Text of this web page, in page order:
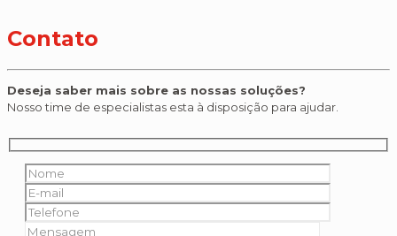
Contato
Deseja saber mais sobre as nossas soluções?
Nosso time de especialistas esta à disposição para ajudar.